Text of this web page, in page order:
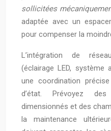
sollicitées
adaptée avec un
pour compenser la
L’intégration de
(éclairage LED, système
une coordination
d’état. Prévoyez
dimensionnés et des
la maintenance